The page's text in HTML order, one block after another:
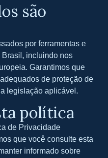
são
por ferramentas e
incluindo nos
Garantimos que
de proteção de
legislação aplicável.
política
de Privacidade
que você consulte esta
informado sobre